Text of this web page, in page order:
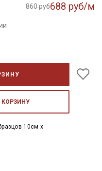
860 руб688 руб/м
КОРЗИНУ
10см x